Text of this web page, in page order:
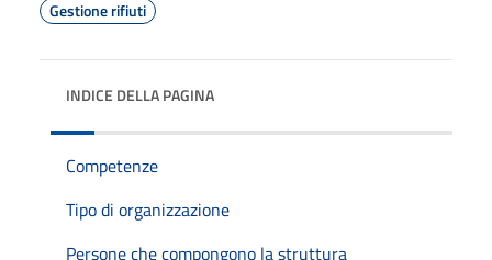
Gestione rifiuti
INDICE DELLA PAGINA
Competenze
Tipo di organizzazione
Persone che compongono la struttura